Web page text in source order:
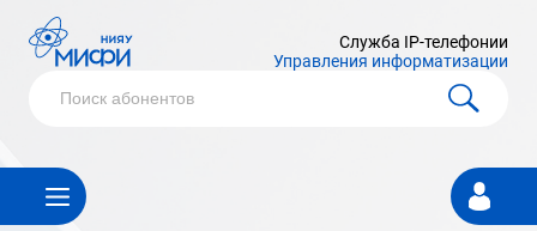
Служба IP-телефонии
Управления информатизации
Личный
кабинет